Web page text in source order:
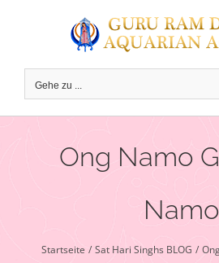
Gehe zu ...
Ong Namo
Namo
Startseite Sat Hari Singhs BLOG